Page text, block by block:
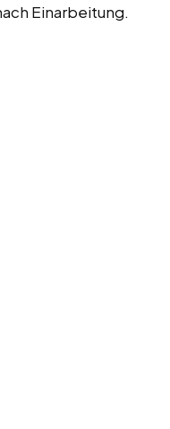
Einarbeitung.